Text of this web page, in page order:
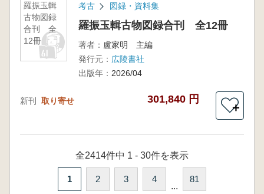
羅振玉輯
古物図録
合刊 全
12冊
考古 図録・資料集
羅振玉輯古物図録合刊 全12冊
著者： 盧家明 主編
発行元： 広陵書社
出版年： 2026/04
新刊 取り寄せ 301,840 円
＋
全2414件中 1 - 30件を表示
1 2 3 4
...
81